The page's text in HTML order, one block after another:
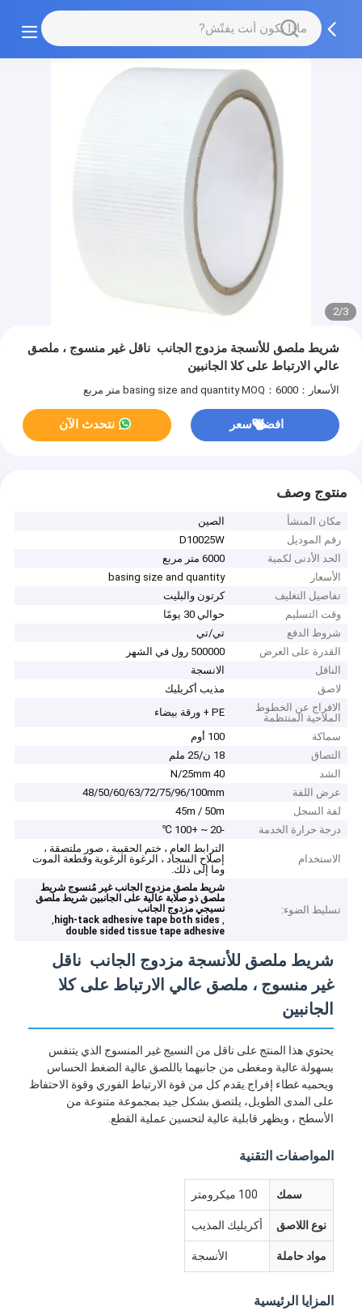
2/3
شريط ملصق للأنسجة مزدوج الجانب ️ ناقل غير منسوج ، ملصق
عالي الارتباط على كلا الجانبين
الأسعار：basing size and quantity MOQ：6000 متر مربع
افضل سعر نتحدث الآن
منتوج وصف
مكان المنشأ
الصين
رقم الموديل
D10025W
الحد الأدنى لكمية
6000 متر مربع
الأسعار
basing size and quantity
تفاصيل التغليف
كرتون والبليت
وقت التسليم
حوالي 30 يومًا
شروط الدفع
تي/تي
القدرة على العرض
500000 رول في الشهر
الناقل
الانسجة
لاصق
مذيب أكريليك
الافراج عن الخطوط
الملاحية المنتظمة
PE + ورقة بيضاء
سماكة
100 أوم
التصاق
18 ن/25 ملم
الشد
40 N/25mm
عرض اللفة
48/50/60/63/72/75/96/100mm
لفة السجل
45m / 50m
درجة حرارة الخدمة
-20 ~ +100 ℃
الاستخدام
الترابط العام ، ختم الحقيبة ، صور ملتصقة ،
إصلاح السجاد ، الرغوة الرغوية وقطعة الموت
وما إلى ذلك.
تسليط الضوء:
شريط ملصق مزدوج الجانب غير مُنسوج شريط
ملصق ذو صلابة عالية على الجانبين شريط ملصق
نسيجي مزدوج الجانب
,
high-tack adhesive tape both sides
,
double sided tissue tape adhesive
شريط ملصق للأنسجة مزدوج الجانب ️ ناقل
غير منسوج ، ملصق عالي الارتباط على كلا
الجانبين
يحتوي هذا المنتج على ناقل من النسيج غير المنسوج الذي يتنفس
بسهولة عالية ومغطى من جانبهما باللصق عالية الضغط الحساس
ويحميه غطاء إفراج.يقدم كل من قوة الارتباط الفوري وقوة الاحتفاظ
على المدى الطويل، يلتصق بشكل جيد بمجموعة متنوعة من
الأسطح ، ويظهر قابلية عالية لتحسين عملية القطع.
المواصفات التقنية
سمك 100 ميكرومتر
نوع اللاصق أكريليك المذيب
مواد حاملة الأنسجة
المزايا الرئيسية